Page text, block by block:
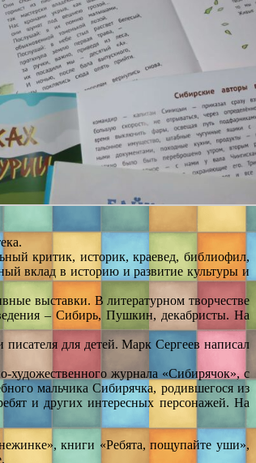
критик, историк, краевед, библиофил,
вклад в историю и развитие культуры и
выставки. В литературном творчестве
– Сибирь, Пушкин, декабристы. На
писателя для детей. Марк Сергеев написал
художественного журнала «Сибирячок», с
мальчика Сибирячка, родившегося из
и других интересных персонажей. На
книги «Ребята, пощупайте уши»,